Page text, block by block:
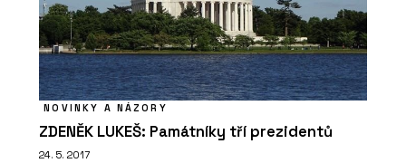
NOVINKY A NÁZORY
ZDENĚK LUKEŠ: Památníky tří prezidentů
24. 5. 2017